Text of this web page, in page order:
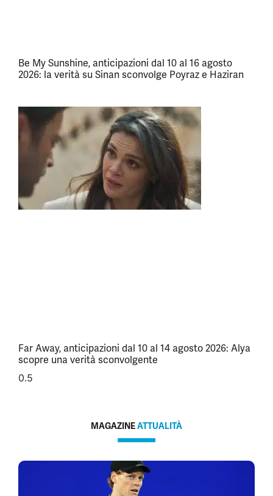
Be My Sunshine, anticipazioni dal 10 al 16 agosto
2026: la verità su Sinan sconvolge Poyraz e Haziran
Far Away, anticipazioni dal 10 al 14 agosto 2026: Alya
scopre una verità sconvolgente
MAGAZINEATTUALITÀ